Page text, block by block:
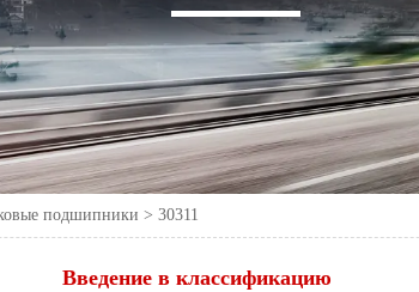
подшипники >30311
Введение в классификацию